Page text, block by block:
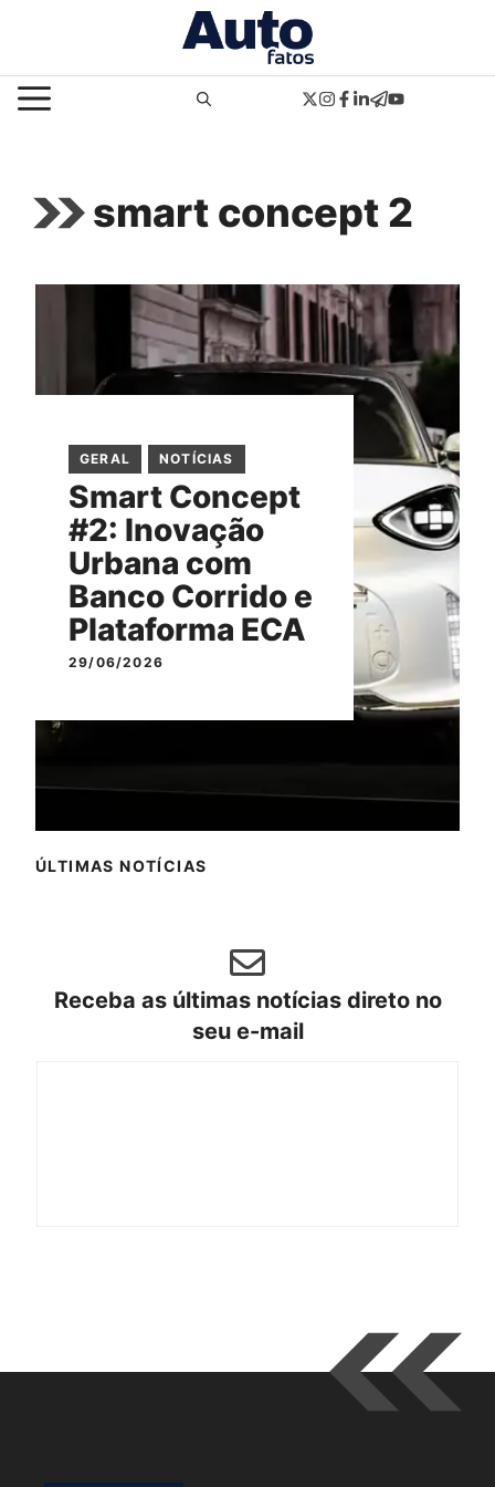
o
conteúdoMENU
smart concept 2
GERAL NOTÍCIAS
Smart Concept
#2: Inovação
Urbana com
Banco Corrido e
Plataforma ECA
29/06/2026
ÚLTIMAS NOTÍCIAS
Receba as últimas notícias direto no
seu e-mail